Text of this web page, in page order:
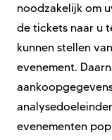
noodzakelijk om
de tickets naar u
kunnen stellen
evenement.
evenementen